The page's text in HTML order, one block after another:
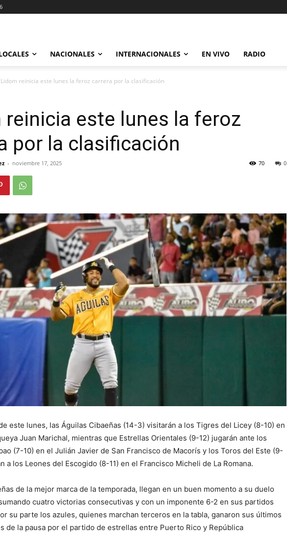
NACIONALES INTERNACIONALES EN VIVO RADIO
Lidom reinicia este lunes la feroz carrera por la clasificación
reinicia este lunes la feroz
por la clasificación
- noviembre 17, 2025 0
70
este lunes, las Águilas Cibaeñas (14-3) visitarán a los Tigres del Licey (8-10) en
Juan Marichal, mientras que Estrellas Orientales (9-12) jugarán ante los
(7-10) en el Julián Javier de San Francisco de Macorís y los Toros del Este (9-
a los Leones del Escogido (8-11) en el Francisco Micheli de La Romana.
de la mejor marca de la temporada, llegan en un buen momento a su duelo
cuatro victorias consecutivas y con un imponente 6-2 en sus partidos
su parte los azules, quienes marchan terceros en la tabla, ganaron sus últimos
de la pausa por el partido de estrellas entre Puerto Rico y República